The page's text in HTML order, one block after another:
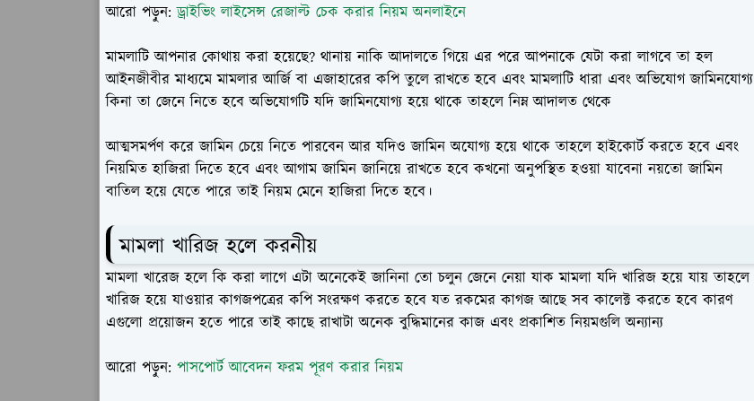
আরো পড়ুন:ড্রাইভিং লাইসেন্স রেজাল্ট চেক করার নিয়ম অনলাইনে
মামলাটি আপনার কোথায় করা হয়েছে? থানায় নাকি আদালতে গিয়ে এর পরে আপনাকে যেটা করা লাগবে তা হল
আইনজীবীর মাধ্যমে মামলার আর্জি বা এজাহারের কপি তুলে রাখতে হবে এবং মামলাটি ধারা এবং অভিযোগ জামিনযোগ্য
কিনা তা জেনে নিতে হবে অভিযোগটি যদি জামিনযোগ্য হয়ে থাকে তাহলে নিম্ন আদালত থেকে
আত্মসমর্পণ করে জামিন চেয়ে নিতে পারবেন আর যদিও জামিন অযোগ্য হয়ে থাকে তাহলে হাইকোর্ট করতে হবে এবং
নিয়মিত হাজিরা দিতে হবে এবং আগাম জামিন জানিয়ে রাখতে হবে কখনো অনুপস্থিত হওয়া যাবেনা নয়তো জামিন
বাতিল হয়ে যেতে পারে তাই নিয়ম মেনে হাজিরা দিতে হবে।
মামলা খারিজ হলে করনীয়
মামলা খারেজ হলে কি করা লাগে এটা অনেকেই জানিনা তো চলুন জেনে নেয়া যাক মামলা যদি খারিজ হয়ে যায় তাহলে
খারিজ হয়ে যাওয়ার কাগজপত্রের কপি সংরক্ষণ করতে হবে যত রকমের কাগজ আছে সব কালেক্ট করতে হবে কারণ
এগুলো প্রয়োজন হতে পারে তাই কাছে রাখাটা অনেক বুদ্ধিমানের কাজ এবং প্রকাশিত নিয়মগুলি অন্যান্য
আরো পড়ুন: পাসপোর্ট আবেদন ফরম পূরণ করার নিয়ম